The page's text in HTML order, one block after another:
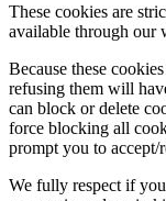
These cookies are
available through our
Because these
refusing them will
can block or delete
force blocking all
prompt you to accept/
We fully respect if